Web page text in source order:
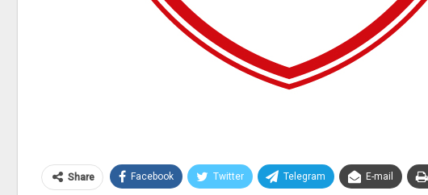
Share Facebook Twitter Telegram E-mail